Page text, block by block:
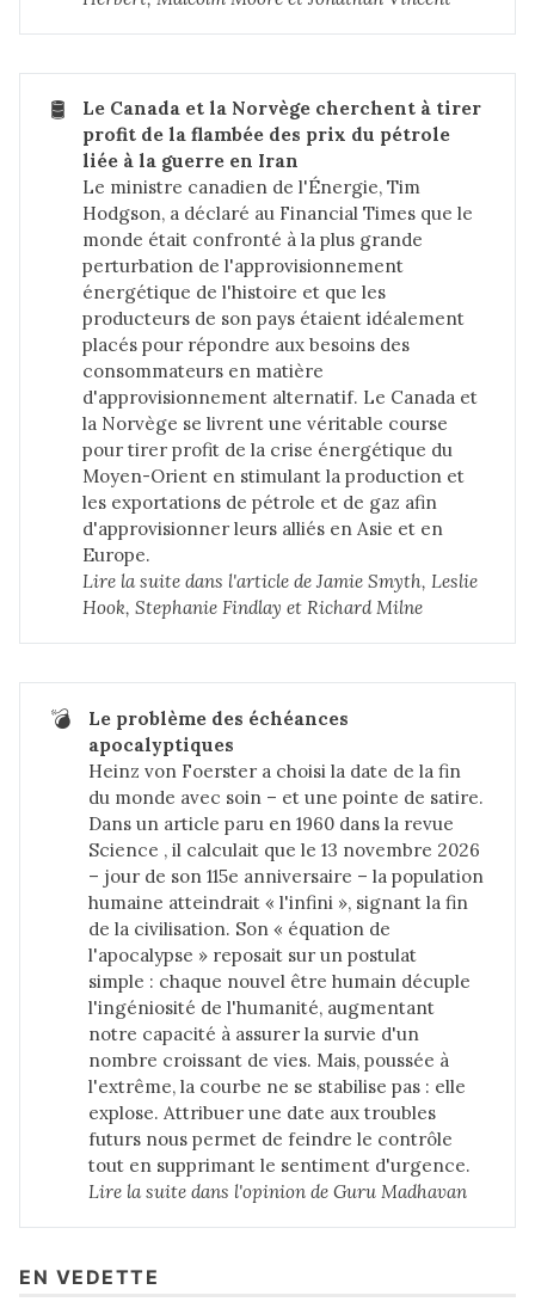
🛢️
Le Canada et la Norvège cherchent à tirer
profit de la flambée des prix du pétrole
liée à la guerre en Iran
Le ministre canadien de l'Énergie, Tim
Hodgson, a déclaré au Financial Times que le
monde était confronté à la plus grande
perturbation de l'approvisionnement
énergétique de l'histoire et que les
producteurs de son pays étaient idéalement
placés pour répondre aux besoins des
consommateurs en matière
d'approvisionnement alternatif. Le Canada et
la Norvège se livrent une véritable course
pour tirer profit de la crise énergétique du
Moyen-Orient en stimulant la production et
les exportations de pétrole et de gaz afin
d'approvisionner leurs alliés en Asie et en
Europe.
Lire la suite dans l'article de Jamie Smyth, Leslie
Hook, Stephanie Findlay et Richard Milne
💣
Le problème des échéances
apocalyptiques
Heinz von Foerster a choisi la date de la fin
du monde avec soin – et une pointe de satire.
Dans un article paru en 1960 dans la revue
Science , il calculait que le 13 novembre 2026
– jour de son 115e anniversaire – la population
humaine atteindrait « l'infini », signant la fin
de la civilisation. Son « équation de
l'apocalypse » reposait sur un postulat
simple : chaque nouvel être humain décuple
l'ingéniosité de l'humanité, augmentant
notre capacité à assurer la survie d'un
nombre croissant de vies. Mais, poussée à
l'extrême, la courbe ne se stabilise pas : elle
explose. Attribuer une date aux troubles
futurs nous permet de feindre le contrôle
tout en supprimant le sentiment d'urgence.
Lire la suite dans l'opinion de Guru Madhavan
EN VEDETTE